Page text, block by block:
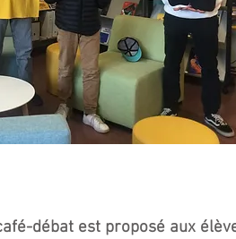
débat est proposé aux